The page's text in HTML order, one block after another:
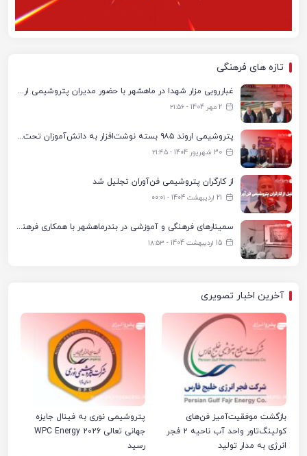
تازه های فرهنگی
غبارروبی مزار شهدا در ماهشهر با حضور مدیران پتروشیمی اروند و مسئولان شهری
2 مهر 1404 - ۲۱:۵۶
پتروشیمی اروند ۹۸۵ بسته نوشت‌افزار به دانش‌آموزان تحت پوشش کمیته امداد بندرماهشهر اهدا کرد
30 شهریور 1404 - ۲۱:۴۵
از کارگران پتروشیمی فن‌آوران تجلیل شد
21 اردیبهشت 1404 - ۰۰:۰۱
سمینارهای فرهنگی و آموزشی در بندرماهشهر با همکاری فرهنگ‌سرای پتروشیمی مارون
15 اردیبهشت 1404 - ۱۸:۵۳
آخرین اخبار تصویری
بازگشت موفقیت‌آمیز فن‌های
کولینگ‌تاور واحد آب ناحیه ۲ فجر
انرژی به مدار تولید
پتروشیمی نوری به فینال جایزه
جهانی تعالی WPC Energy 2026
رسید